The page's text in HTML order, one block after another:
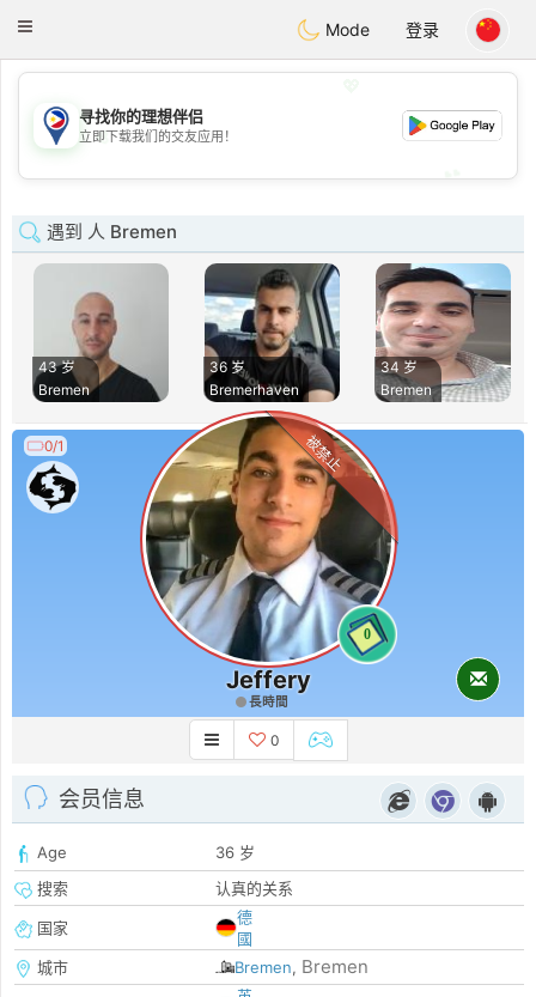
PhilippinesChat
Toggle
Mode 登录
💖
💕
寻找你的理想伴侣
立即下载我们的交友应用！
遇到 人 Bremen
43 岁
Bremen
36 岁
Bremerhaven
34 岁
Bremen
0/1
0
被禁止
Jeffery
長時間
0
会员信息
Age
36 岁
搜索
认真的关系
国家
德
國
城市
Bremen, Bremen